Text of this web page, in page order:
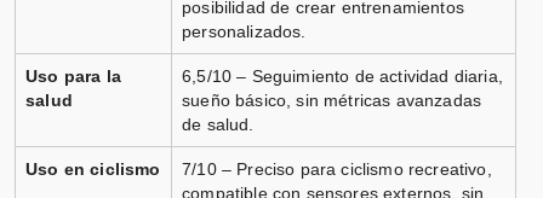
posibilidad de crear entrenamientos
personalizados.
Uso para la
salud
6,5/10 – Seguimiento de actividad diaria,
sueño básico, sin métricas avanzadas
de salud.
Uso en ciclismo
7/10 – Preciso para ciclismo recreativo,
compatible con sensores externos, sin